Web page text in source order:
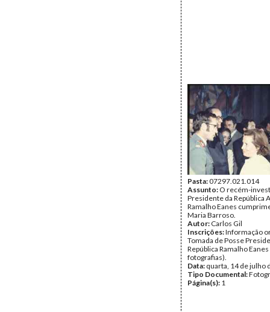
Pasta:07297.021.014
Assunto: O recém-
Presidente da República
Ramalho Eanes
Maria Barroso.
Autor: Carlos Gil
Inscrições:Informação
Tomada de Posse
República Ramalho
fotografias).
Data: quarta, 14 de julho
Tipo Documental:
Página(s): 1